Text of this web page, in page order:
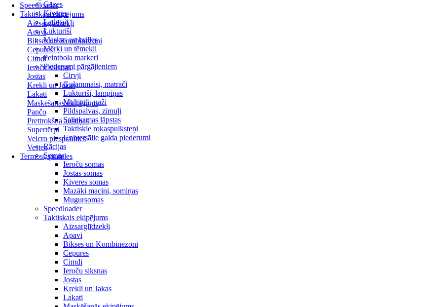
Speedloader
Taktiskais ekipējums
Aizsarglīdzekļi
Apavi
Bikses un Kombinezoni
Cepures
Cimdi
Ieroču siksnas
Jostas
Krekli un Jakas
Lakati
Maskēšanās ekipējums
Pančo
Prettrokšņa austiņas
Supertērpi
Velcro piespraudes
Vestes
Termosi, pudeles
Gāzes
Ķiveres
Lādētāji
Lukturīši
Maskas un brilles
Mērķi un tēmekļi
Peintbola markeri
Piederumi pārgājieniem
Cirvji
Guļammaisi, matrači
Lukturīši, lampiņas
Multitūli, naži
Pildspalvas, zīmuļi
Saliekamas lāpstas
Taktiskie rokaspulksteņi
Universālie galda piederumi
Rācijas
Somas
Ieroču somas
Jostas somas
Ķiveres somas
Mazāki maciņi, somiņas
Mugursomas
Speedloader
Taktiskais ekipējums
Aizsarglīdzekļi
Apavi
Bikses un Kombinezoni
Cepures
Cimdi
Ieroču siksnas
Jostas
Krekli un Jakas
Lakati